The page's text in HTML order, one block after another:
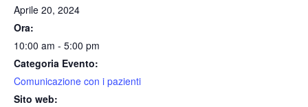
Aprile 20, 2024
Ora:
10:00 am - 5:00 pm
Categoria Evento:
Comunicazione con i pazienti
Sito web: